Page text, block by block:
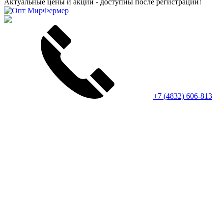
Актуальные цены и акции - доступны после регистрации!
+7 (4832) 606-813